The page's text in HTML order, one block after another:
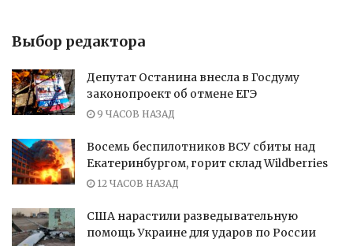
Выбор редактора
Депутат Останина внесла в Госдуму
законопроект об отмене ЕГЭ
9 ЧАСОВ НАЗАД
Восемь беспилотников ВСУ сбиты над
Екатеринбургом, горит склад Wildberries
12 ЧАСОВ НАЗАД
США нарастили разведывательную
помощь Украине для ударов по России